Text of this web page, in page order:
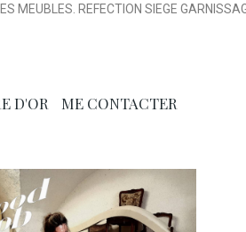
MEUBLES. REFECTION SIEGE
D'OR ME CONTACTER